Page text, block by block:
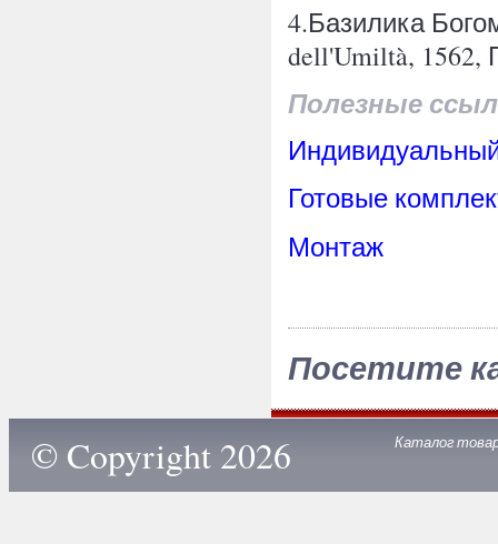
4.Базилика
dell'Umiltà, 1562,
Полезные
Готовые
Монтаж
Посетите
© Copyright 2026
Каталог